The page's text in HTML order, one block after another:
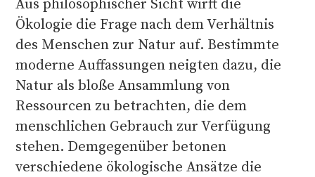
Aus philosophischer Sicht wirft die
Ökologie die Frage nach dem Verhältnis
des Menschen zur Natur auf. Bestimmte
moderne Auffassungen neigten dazu, die
Natur als bloße Ansammlung von
Ressourcen zu betrachten, die dem
menschlichen Gebrauch zur Verfügung
stehen. Demgegenüber betonen
verschiedene ökologische Ansätze die